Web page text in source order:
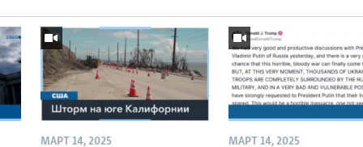
МАРТ 14, 2025 МАРТ 14, 2025